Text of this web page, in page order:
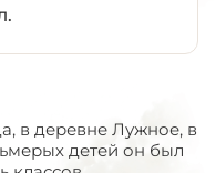
в деревне Лужное, в
детей он был